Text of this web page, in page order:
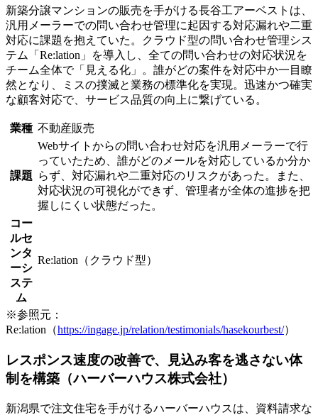
新築分譲マンションの販売を手がける長谷工アーベストは、
汎用メーラーでの問い合わせ管理に起因する対応漏れや二重
対応に課題を抱えていた。クラウド型の問い合わせ管理シス
テム「Re:lation」を導入し、全ての問い合わせの対応状況を
チーム全体で「見える化」。誰がどの案件を対応中か一目瞭
然となり、ミスの撲滅と業務の標準化を実現。迅速かつ確実
な顧客対応で、サービス品質の向上に繋げている。
業種 不動産販売
課題
Webサイトからの問い合わせ対応を汎用メーラーで行
っていたため、誰がどのメールを対応しているか分か
らず、対応漏れや二重対応のリスクがあった。また、
対応状況の可視化ができず、管理者が全体の進捗を把
握しにくい状態だった。
コー
ルセ
ンタ
ーシ
ステ
ム
Re:lation（クラウド型）
※参照元：
Re:lation（https://ingage.jp/relation/testimonials/hasekourbest/）
レスポンス速度の改善で、見込み客を逃さない体
制を構築（ハーバーハウス株式会社）
新潟県で注文住宅を手がけるハーバーハウスは、資料請求な